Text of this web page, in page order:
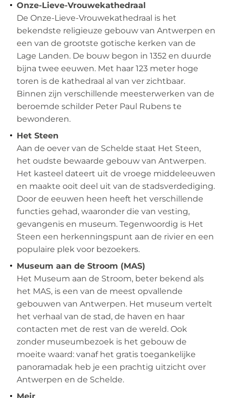
Onze-Lieve-Vrouwekathedraal
De Onze-Lieve-Vrouwekathedraal is het
bekendste religieuze gebouw van Antwerpen en
een van de grootste gotische kerken van de
Lage Landen. De bouw begon in 1352 en duurde
bijna twee eeuwen. Met haar 123 meter hoge
toren is de kathedraal al van ver zichtbaar.
Binnen zijn verschillende meesterwerken van de
beroemde schilder Peter Paul Rubens te
bewonderen.
Het Steen
Aan de oever van de Schelde staat Het Steen,
het oudste bewaarde gebouw van Antwerpen.
Het kasteel dateert uit de vroege middeleeuwen
en maakte ooit deel uit van de stadsverdediging.
Door de eeuwen heen heeft het verschillende
functies gehad, waaronder die van vesting,
gevangenis en museum. Tegenwoordig is Het
Steen een herkenningspunt aan de rivier en een
populaire plek voor bezoekers.
Museum aan de Stroom (MAS)
Het Museum aan de Stroom, beter bekend als
het MAS, is een van de meest opvallende
gebouwen van Antwerpen. Het museum vertelt
het verhaal van de stad, de haven en haar
contacten met de rest van de wereld. Ook
zonder museumbezoek is het gebouw de
moeite waard: vanaf het gratis toegankelijke
panoramadak heb je een prachtig uitzicht over
Antwerpen en de Schelde.